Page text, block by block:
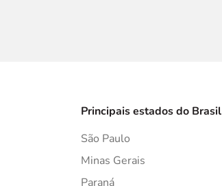
Principais estados do Brasil
São Paulo
Minas Gerais
Paraná